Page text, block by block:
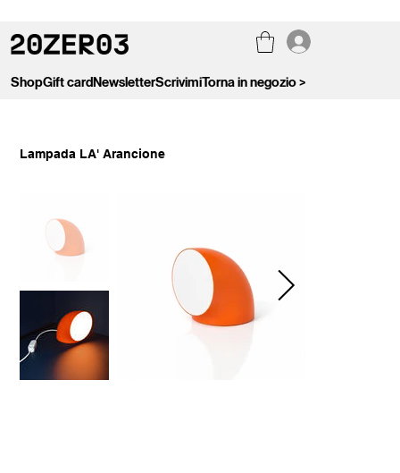
ShopGift cardNewsletterScrivimiTorna in negozio >
Lampada LA' Arancione